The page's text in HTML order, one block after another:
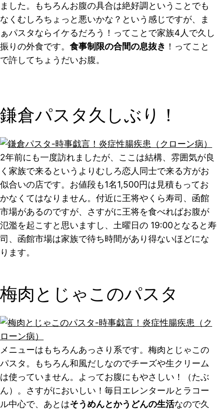
ました。もちろんお腹の具合は絶好調ということでも
なくむしろちょっと悪いかな？という感じですが、ま
ぁパスタならイケるだろう！ってことで家族4人で久し
振りの外食です。 食事制限の合間の息抜き ！ってこと
で許してちょうだいお腹。
鎌倉パスタ久しぶり！
2年前にも一度訪れましたが、ここは結構、雰囲気が良
く家族で来るというよりむしろ恋人同士で来る方がお
似合いの店です。お値段も1名1,500円は見積もってお
かなくてはなりません。付近に王将やくら寿司、函館
市場があるのですが、さすがに王将を食べればお腹が
氾濫を起こすと思いますし、土曜日の 19:00となると寿
司、函館市場は家族で待ち時間があり得ないほどにな
ります。
梅肉とじゃこのパスタ
メニューはもちろんあっさり系です。梅肉とじゃこの
パスタ。もちろん和風だしなのでチーズや生クリーム
は使っていません。よってお腹にもやさしい！（たぶ
ん）。さすがにおいしい！毎日エレンタールとラコー
ル中心で、あとはそうめんとかうどんの生活なので久